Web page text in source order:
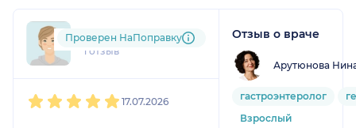
mel....@....ru
1 отзыв
Проверен НаПоправку
17.07.2026
Отзыв о враче
Арутюнова
гастроэнтеролог
Взрослый